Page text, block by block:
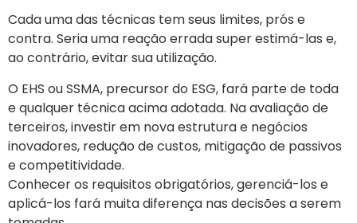
Cada uma das técnicas tem seus limites, prós e
contra. Seria uma reação errada super estimá-las e,
ao contrário, evitar sua utilização.
O EHS ou SSMA, precursor do ESG, fará parte de toda
e qualquer técnica acima adotada. Na avaliação de
terceiros, investir em nova estrutura e negócios
inovadores, redução de custos, mitigação de passivos
e competitividade.
Conhecer os requisitos obrigatórios, gerenciá-los e
aplicá-los fará muita diferença nas decisões a serem